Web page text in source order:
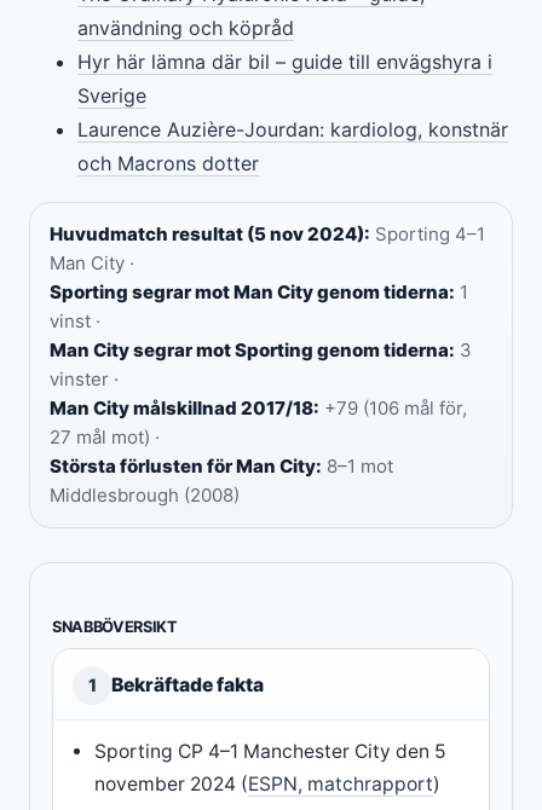
användning och köpråd
Hyr här lämna där bil – guide till envägshyra i
Sverige
Laurence Auzière-Jourdan: kardiolog, konstnär
och Macrons dotter
Huvudmatch resultat (5 nov 2024): Sporting 4–1
Man City ·
Sporting segrar mot Man City genom tiderna: 1
vinst ·
Man City segrar mot Sporting genom tiderna: 3
vinster ·
Man City målskillnad 2017/18: +79 (106 mål för,
27 mål mot) ·
Största förlusten för Man City: 8–1 mot
Middlesbrough (2008)
SNABBÖVERSIKT
1 Bekräftade fakta
Sporting CP 4–1 Manchester City den 5
november 2024 (ESPN, matchrapport)